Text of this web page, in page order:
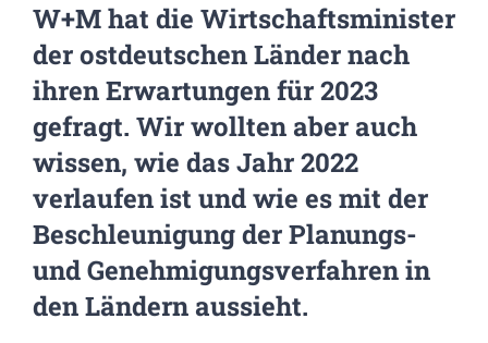
W+M hat die Wirtschaftsminister
der ostdeutschen Länder nach
ihren Erwartungen für 2023
gefragt. Wir wollten aber auch
wissen, wie das Jahr 2022
verlaufen ist und wie es mit der
Beschleunigung der Planungs-
und Genehmigungsverfahren in
den Ländern aussieht.